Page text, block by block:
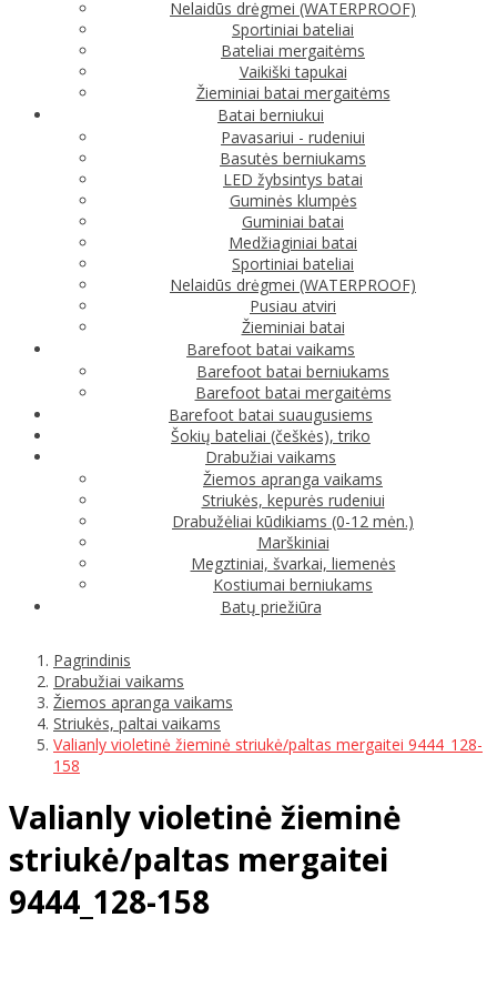
Nelaidūs drėgmei (WATERPROOF)
Sportiniai bateliai
Bateliai mergaitėms
Vaikiški tapukai
Žieminiai batai mergaitėms
Batai berniukui
Pavasariui - rudeniui
Basutės berniukams
LED žybsintys batai
Guminės klumpės
Guminiai batai
Medžiaginiai batai
Sportiniai bateliai
Nelaidūs drėgmei (WATERPROOF)
Pusiau atviri
Žieminiai batai
Barefoot batai vaikams
Barefoot batai berniukams
Barefoot batai mergaitėms
Barefoot batai suaugusiems
Šokių bateliai (češkės), triko
Drabužiai vaikams
Žiemos apranga vaikams
Striukės, kepurės rudeniui
Drabužėliai kūdikiams (0-12 mėn.)
Marškiniai
Megztiniai, švarkai, liemenės
Kostiumai berniukams
Batų priežiūra
Pagrindinis
Drabužiai vaikams
Žiemos apranga vaikams
Striukės, paltai vaikams
Valianly violetinė žieminė striukė/paltas mergaitei 9444_128-
158
Valianly violetinė žieminė
striukė/paltas mergaitei
9444_128-158